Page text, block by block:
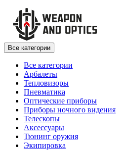
Все категории
Все категории
Арбалеты
Тепловизоры
Пневматика
Оптические приборы
Приборы ночного видения
Телескопы
Аксессуары
Тюнинг оружия
Экипировка